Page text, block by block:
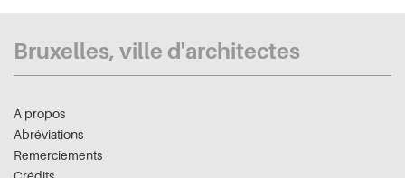
Bruxelles, ville d'architectes
À propos
Abréviations
Remerciements